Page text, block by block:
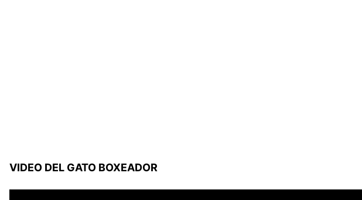
VIDEO DEL GATO BOXEADOR